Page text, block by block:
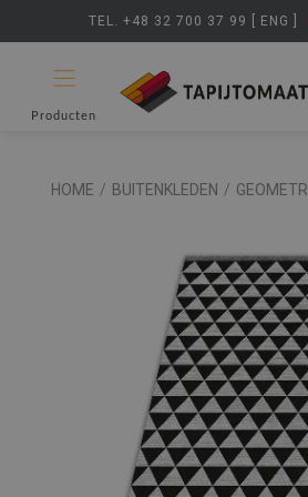
TEL. +48 32 700 37 99 [ ENG ]
Producten
HOME / BUITENKLEDEN /